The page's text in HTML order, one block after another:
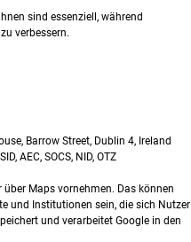
von Windenergieanlagen auf
der Wirksamkeit dieser
der Bereiche, in denen
identifiziert und deshalb
der Bundeswehr sowie
worden. Ebenso durfte
durch Windenergieanlagen zu
sowie
gewesen, entsprechende
sind essenziell, während
verbessern.
Barrow Street, Dublin 4, Ireland
AEC, SOCS, NID, OTZ
Maps vornehmen. Das können
und Institutionen sein, die sich Nutzer
und verarbeitet Google in den